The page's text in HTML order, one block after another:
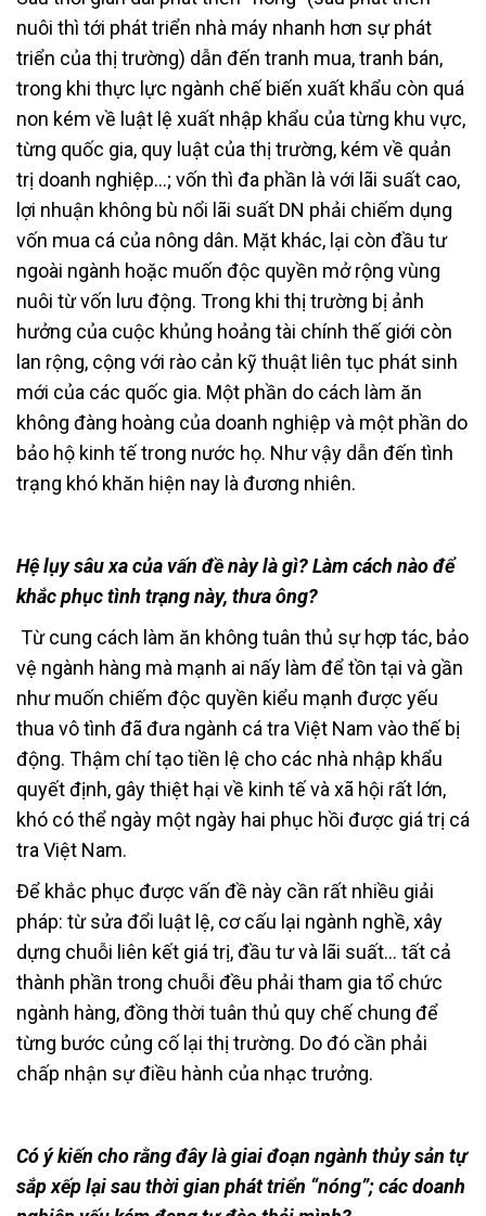
nuôi thì tới phát triển nhà máy nhanh hơn sự phát
triển của thị trường) dẫn đến tranh mua, tranh bán,
trong khi thực lực ngành chế biến xuất khẩu còn quá
non kém về luật lệ xuất nhập khẩu của từng khu vực,
từng quốc gia, quy luật của thị trường, kém về quản
trị doanh nghiệp…; vốn thì đa phần là với lãi suất cao,
lợi nhuận không bù nổi lãi suất DN phải chiếm dụng
vốn mua cá của nông dân. Mặt khác, lại còn đầu tư
ngoài ngành hoặc muốn độc quyền mở rộng vùng
nuôi từ vốn lưu động. Trong khi thị trường bị ảnh
hưởng của cuộc khủng hoảng tài chính thế giới còn
lan rộng, cộng với rào cản kỹ thuật liên tục phát sinh
mới của các quốc gia. Một phần do cách làm ăn
không đàng hoàng của doanh nghiệp và một phần do
bảo hộ kinh tế trong nước họ. Như vậy dẫn đến tình
trạng khó khăn hiện nay là đương nhiên.
Hệ lụy sâu xa của vấn đề này là gì? Làm cách nào để
khắc phục tình trạng này, thưa ông?
Từ cung cách làm ăn không tuân thủ sự hợp tác, bảo
vệ ngành hàng mà mạnh ai nấy làm để tồn tại và gần
như muốn chiếm độc quyền kiểu mạnh được yếu
thua vô tình đã đưa ngành cá tra Việt Nam vào thế bị
động. Thậm chí tạo tiền lệ cho các nhà nhập khẩu
quyết định, gây thiệt hại về kinh tế và xã hội rất lớn,
khó có thể ngày một ngày hai phục hồi được giá trị cá
tra Việt Nam.
Để khắc phục được vấn đề này cần rất nhiều giải
pháp: từ sửa đổi luật lệ, cơ cấu lại ngành nghề, xây
dựng chuỗi liên kết giá trị, đầu tư và lãi suất… tất cả
thành phần trong chuỗi đều phải tham gia tổ chức
ngành hàng, đồng thời tuân thủ quy chế chung để
từng bước củng cố lại thị trường. Do đó cần phải
chấp nhận sự điều hành của nhạc trưởng.
Có ý kiến cho rằng đây là giai đoạn ngành thủy sản tự
sắp xếp lại sau thời gian phát triển “nóng”; các doanh